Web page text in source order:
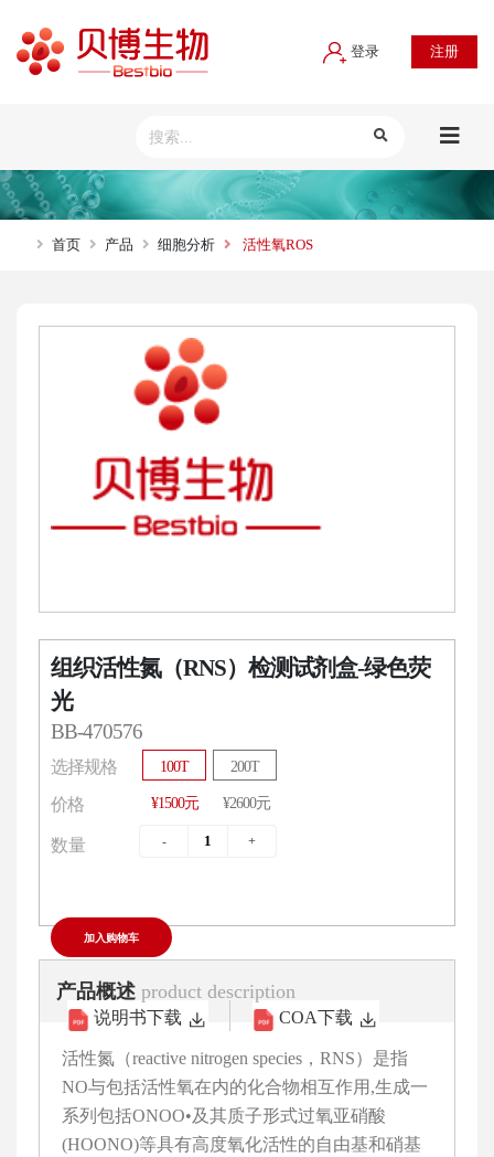
登录 注册
首页 产品 细胞分析 活性氧ROS
组织活性氮（RNS）检测试剂盒-绿色荧
光
BB-470576
选择规格 100T 200T
价格 ¥1500元 ¥2600元
数量
加入购物车
说明书下载 COA下载
产品概述 product description
活性氮（reactive nitrogen species，RNS）是指
NO与包括活性氧在内的化合物相互作用,生成一
系列包括ONOO•及其质子形式过氧亚硝酸
(HOONO)等具有高度氧化活性的自由基和硝基